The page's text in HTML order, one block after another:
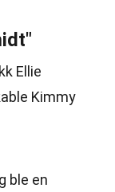
Ellie
Kimmy
ble en